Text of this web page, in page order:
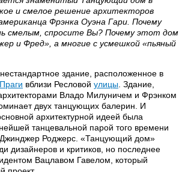
и смелое решение архитекторов
Фрэнка Оуэна Гари. Почему
смелым, спросите Вы? Почему этот дом
и Фред», а многие с усмешкой «пьяный
здание, расположенное в
Праги вблизи Ресловой улицы . Здание,
Владо Милуничем и Фрэнком
двух танцующих балерин. И
архитектурной идеей была
танцевальной парой того времени
Роджерс. «Танцующий дом»
дизайнеров и критиков, но последнее
Вацлавом Гавелом, который